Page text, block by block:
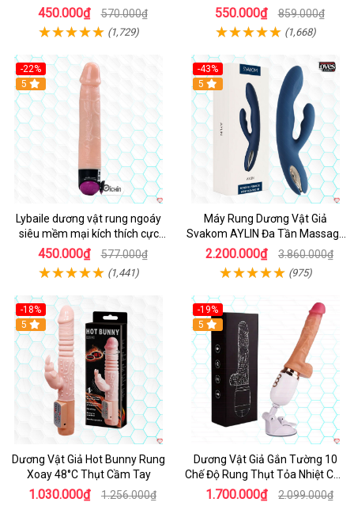
thật
450.000₫ 570.000₫
(1,729)
550.000₫ 859.000₫
(1,668)
-22%
Hot
5
Lybaile dương vật rung ngoáy
siêu mềm mại kích thích cực
mạnh
450.000₫ 577.000₫
(1,441)
-43%
Hot
5
Máy Rung Dương Vật Giả
Svakom AYLIN Đa Tần Massage
Sướng
2.200.000₫ 3.860.000₫
(975)
-18%
Hot
5
Dương Vật Giả Hot Bunny Rung
Xoay 48°C Thụt Cầm Tay
1.030.000₫ 1.256.000₫
-19%
Hot
5
Dương Vật Giả Gắn Tường 10
Chế Độ Rung Thụt Tỏa Nhiệt Cao
Cấp
1.700.000₫ 2.099.000₫